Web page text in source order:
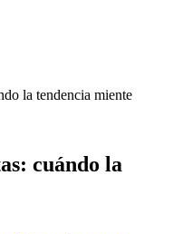
la tendencia miente
cuándo la